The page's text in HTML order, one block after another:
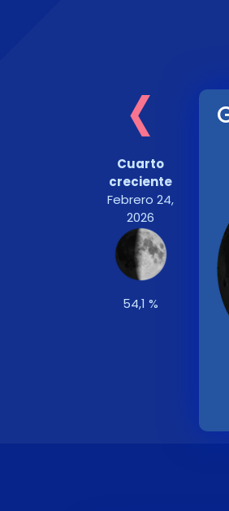
‹
Cuarto
creciente
Febrero 24,
2026
54,1 %